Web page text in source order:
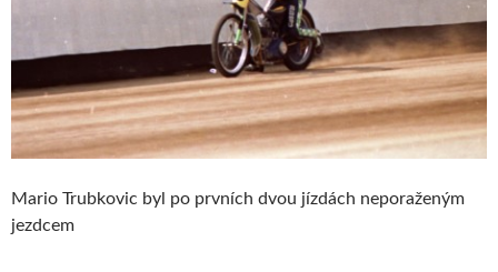
Mario Trubkovic byl po prvních dvou jízdách neporaženým
jezdcem